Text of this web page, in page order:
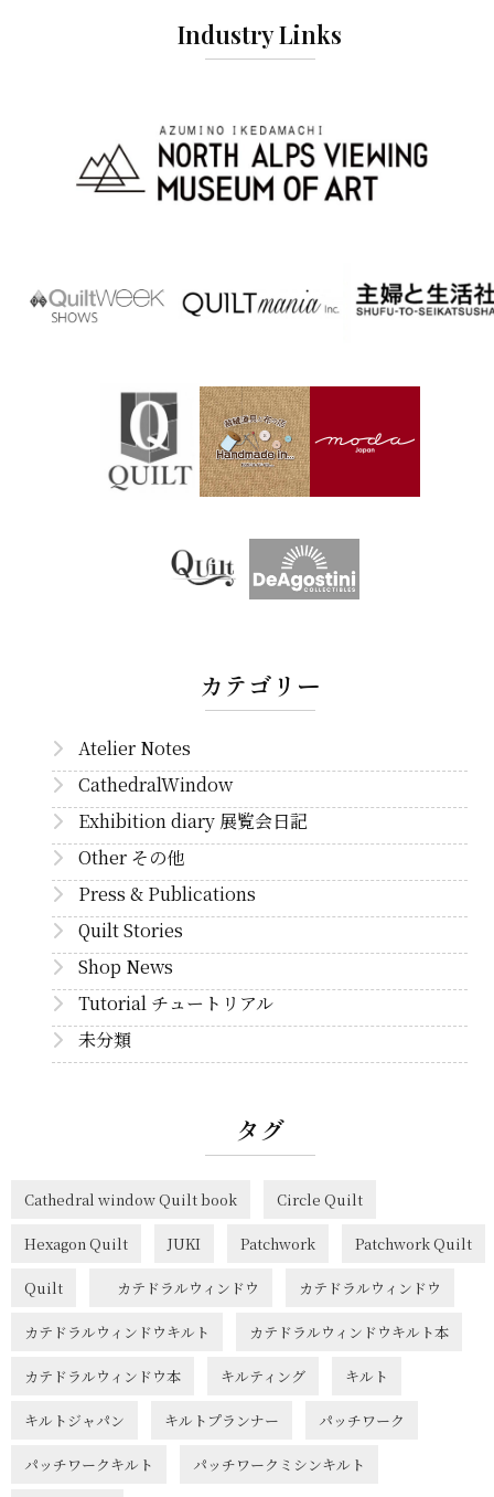
Industry Links
カテゴリー
Atelier Notes
CathedralWindow
Exhibition diary 展覧会日記
Other その他
Press & Publications
Quilt Stories
Shop News
Tutorial チュートリアル
未分類
タグ
Cathedral window Quilt book Circle Quilt
Hexagon Quilt JUKI Patchwork Patchwork Quilt
Quilt カテドラルウィンドウ カテドラルウィンドウ
カテドラルウィンドウキルト カテドラルウィンドウキルト本
カテドラルウィンドウ本 キルティング キルト
キルトジャパン キルトプランナー パッチワーク
パッチワークキルト パッチワークミシンキルト